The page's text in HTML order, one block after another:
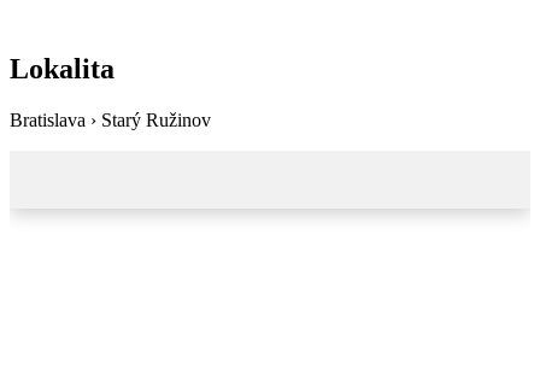
Lokalita
Bratislava › Starý Ružinov